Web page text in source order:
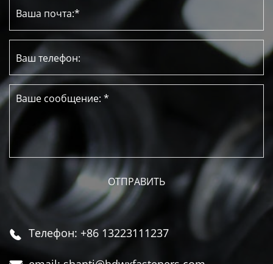
 Телефон: +86 13223111237